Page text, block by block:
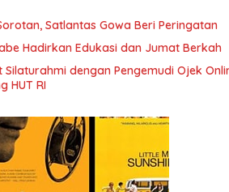
Satlantas Gowa Beri Peringatan
Hadirkan Edukasi dan Jumat Berkah
dengan Pengemudi Ojek
HUT RI